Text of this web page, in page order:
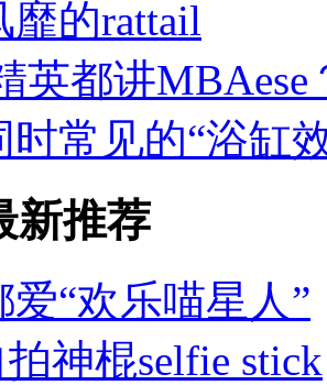
靡的rattail
英都讲MBAese
时常见的“浴缸
新推荐
爱“欢乐喵星人”
神棍selfie stick